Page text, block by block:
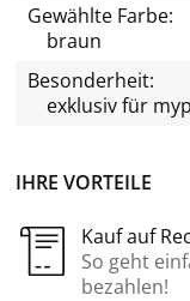
IHRE VORTEILE
Kauf auf
So geht
bezahlen!
Gewählte Farbe:
braun
Besonderheit:
exklusiv für